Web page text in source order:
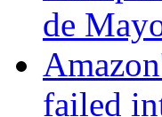
de
failed